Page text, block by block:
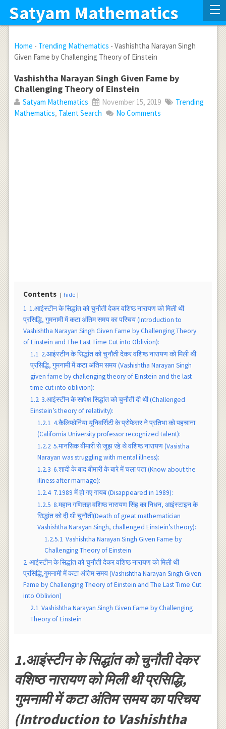
Satyam Mathematics
Home - Trending Mathematics - Vashishtha Narayan Singh
Given Fame by Challenging Theory of Einstein
Vashishtha Narayan Singh Given Fame by
Challenging Theory of Einstein
Satyam Mathematics November 15, 2019
Trending
Mathematics, Talent Search No Comments
Contents hide
1 1.आइंस्टीन के सिद्धांत को चुनौती देकर वशिष्ठ नारायण को मिली थी
प्रसिद्धि, गुमनामी में कटा अंतिम समय का परिचय (Introduction to
Vashishtha Narayan Singh Given Fame by Challenging Theory
of Einstein and The Last Time Cut into Oblivion):
1.1 2.आइंस्टीन के सिद्धांत को चुनौती देकर वशिष्ठ नारायण को मिली थी
प्रसिद्धि, गुमनामी में कटा अंतिम समय (Vashishtha Narayan Singh
given fame by challenging theory of Einstein and the last
time cut into oblivion):
1.2 3.आइंस्टीन के सापेक्ष सिद्धांत को चुनौती दी थी (Challenged
Einstein’s theory of relativity):
1.2.1 4.कैलिफोर्निया यूनिवर्सिटी के प्रोफेसर ने प्रतिभा को पहचाना
(California University professor recognized talent):
1.2.2 5.मानसिक बीमारी से जूझ रहे थे वशिष्ठ नारायण (Vasistha
Narayan was struggling with mental illness):
1.2.3 6.शादी के बाद बीमारी के बारे में चला पता (Know about the
illness after marriage):
1.2.4 7.1989 में हो गए गायब (Disappeared in 1989):
1.2.5 8.महान गणितज्ञ वशिष्ठ नारायण सिंह का निधन, आइंस्टाइन के
सिद्धांत को दी थी चुनौती(Death of great mathematician
Vashishtha Narayan Singh, challenged Einstein’s theory):
1.2.5.1 Vashishtha Narayan Singh Given Fame by
Challenging Theory of Einstein
2 आइंस्टीन के सिद्धांत को चुनौती देकर वशिष्ठ नारायण को मिली थी
प्रसिद्धि,गुमनामी में कटा अंतिम समय (Vashishtha Narayan Singh Given
Fame by Challenging Theory of Einstein and The Last Time Cut
into Oblivion)
2.1 Vashishtha Narayan Singh Given Fame by Challenging
Theory of Einstein
1.आइंस्टीन के सिद्धांत को चुनौती देकर
वशिष्ठ नारायण को मिली थी प्रसिद्धि,
गुमनामी में कटा अंतिम समय का परिचय
(Introduction to Vashishtha